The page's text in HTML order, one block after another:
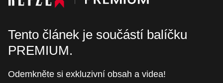
Tento článek je součástí balíčku
PREMIUM.
Odemkněte si exkluzivní obsah a videa!